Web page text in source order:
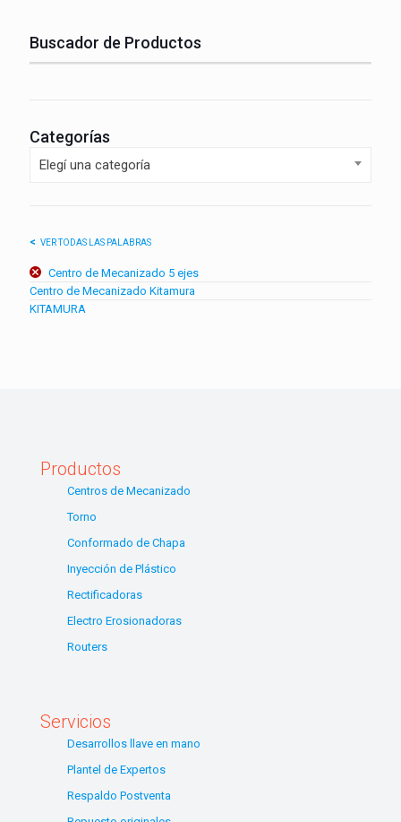
Buscador de Productos
Categorías
Elegí una categoría
VER TODAS LAS PALABRAS
Centro de Mecanizado 5 ejes
Centro de Mecanizado Kitamura
KITAMURA
Productos
Centros de Mecanizado
Torno
Conformado de Chapa
Inyección de Plástico
Rectificadoras
Electro Erosionadoras
Routers
Servicios
Desarrollos llave en mano
Plantel de Expertos
Respaldo Postventa